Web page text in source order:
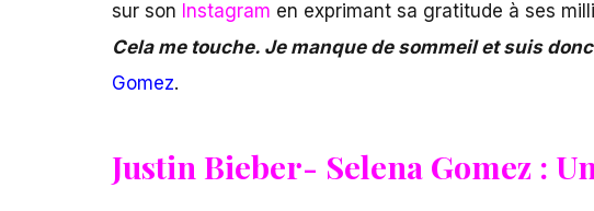
sur son Instagram en exprimant sa gratitude à ses
Cela me touche. Je manque de sommeil et suis
Gomez.
Justin Bieber- Selena Gomez :